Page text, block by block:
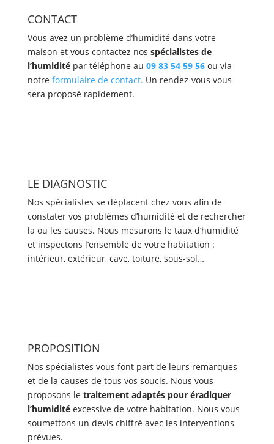
CONTACT
Vous avez un problème d’humidité dans votre
maison et vous contactez nos spécialistes de
l’humiditépar téléphone au 09 83 54 59 56ou via
notre formulaire de contact. Un rendez-vous vous
sera proposé rapidement.
LE DIAGNOSTIC
Nos spécialistes se déplacent chez vous afin de
constater vos problèmes d’humidité et de rechercher
la ou les causes. Nous mesurons le taux d’humidité
et inspectons l’ensemble de votre habitation :
intérieur, extérieur, cave, toiture, sous-sol…
PROPOSITION
Nos spécialistes vous font part de leurs remarques
et de la causes de tous vos soucis. Nous vous
proposons le traitement adaptés pour éradiquer
l’humiditéexcessive de votre habitation. Nous vous
soumettons un devis chiffré avec les interventions
prévues.